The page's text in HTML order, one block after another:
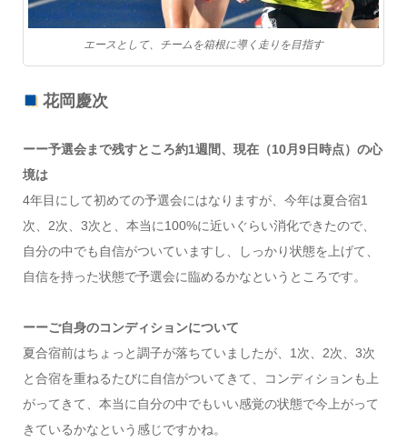
エースとして、チームを箱根に導く走りを目指す
花岡慶次
ーー予選会まで残すところ約1週間、現在（10月9日時点）の心
境は
4年目にして初めての予選会にはなりますが、今年は夏合宿1
次、2次、3次と、本当に100%に近いぐらい消化できたので、
自分の中でも自信がついていますし、しっかり状態を上げて、
自信を持った状態で予選会に臨めるかなというところです。
ーーご自身のコンディションについて
夏合宿前はちょっと調子が落ちていましたが、1次、2次、3次
と合宿を重ねるたびに自信がついてきて、コンディションも上
がってきて、本当に自分の中でもいい感覚の状態で今上がって
きているかなという感じですかね。